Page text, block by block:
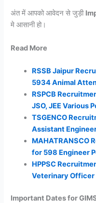
अंत में आपको आवेदन से जुड़ी
मे आसानी हो।
Read More
RSSB Jaipur
5934 Animal
RSPCB
JSO, JEE Various
TSGENCO
Assistant
MAHATRANSCO
for 598 Engineer
HPPSC
Veterinary Officer
Important Dates for